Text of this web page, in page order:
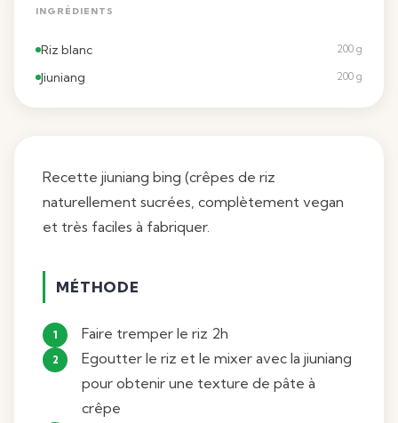
INGRÉDIENTS
Riz blanc 200 g
Jiuniang 200 g
Recette jiuniang bing (crêpes de riz
naturellement sucrées, complètement vegan
et très faciles à fabriquer.
MÉTHODE
Faire tremper le riz 2h
Egoutter le riz et le mixer avec la jiuniang
pour obtenir une texture de pâte à
crêpe